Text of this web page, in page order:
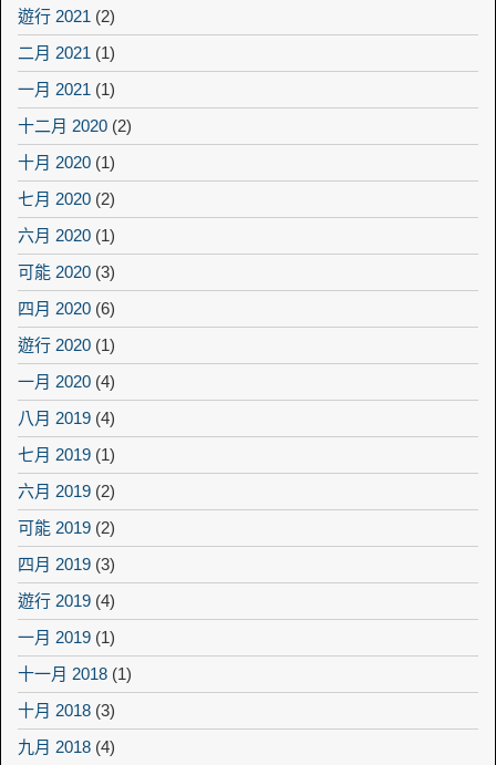
遊行 2021 (2)
二月 2021 (1)
一月 2021 (1)
十二月 2020 (2)
十月 2020 (1)
七月 2020 (2)
六月 2020 (1)
可能 2020 (3)
四月 2020 (6)
遊行 2020 (1)
一月 2020 (4)
八月 2019 (4)
七月 2019 (1)
六月 2019 (2)
可能 2019 (2)
四月 2019 (3)
遊行 2019 (4)
一月 2019 (1)
十一月 2018 (1)
十月 2018 (3)
九月 2018 (4)